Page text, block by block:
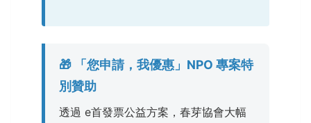
🎁 「您申請，我優惠」NPO 專案特
別贊助
透過 e首發票公益方案，春芽協會大幅